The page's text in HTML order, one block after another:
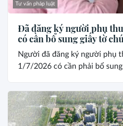
Tư vấn pháp luật
Đã đăng ký người phụ
có cần bổ sung giấy tờ
Người đã đăng ký người phụ
1/7/2026 có cần phải bổ